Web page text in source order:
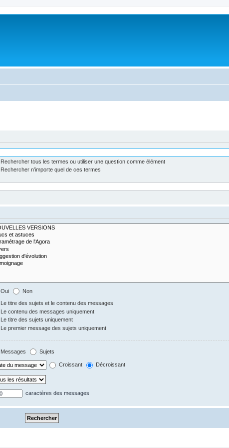
Rechercher tous les termes ou utiliser une question comme élément
Rechercher n’importe quel de ces termes
Oui Non
Le titre des sujets et le contenu des messages
Le contenu des messages uniquement
Le titre des sujets uniquement
Le premier message des sujets uniquement
Messages Sujets
Croissant Décroissant
caractères des messages